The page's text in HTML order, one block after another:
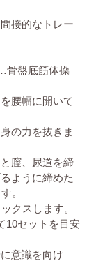
接的なトレー
骨盤底筋体操
腰幅に開いて
の力を抜きま
膣、尿道を締
ように締めた
。
クスします。
10セットを目安
意識を向け